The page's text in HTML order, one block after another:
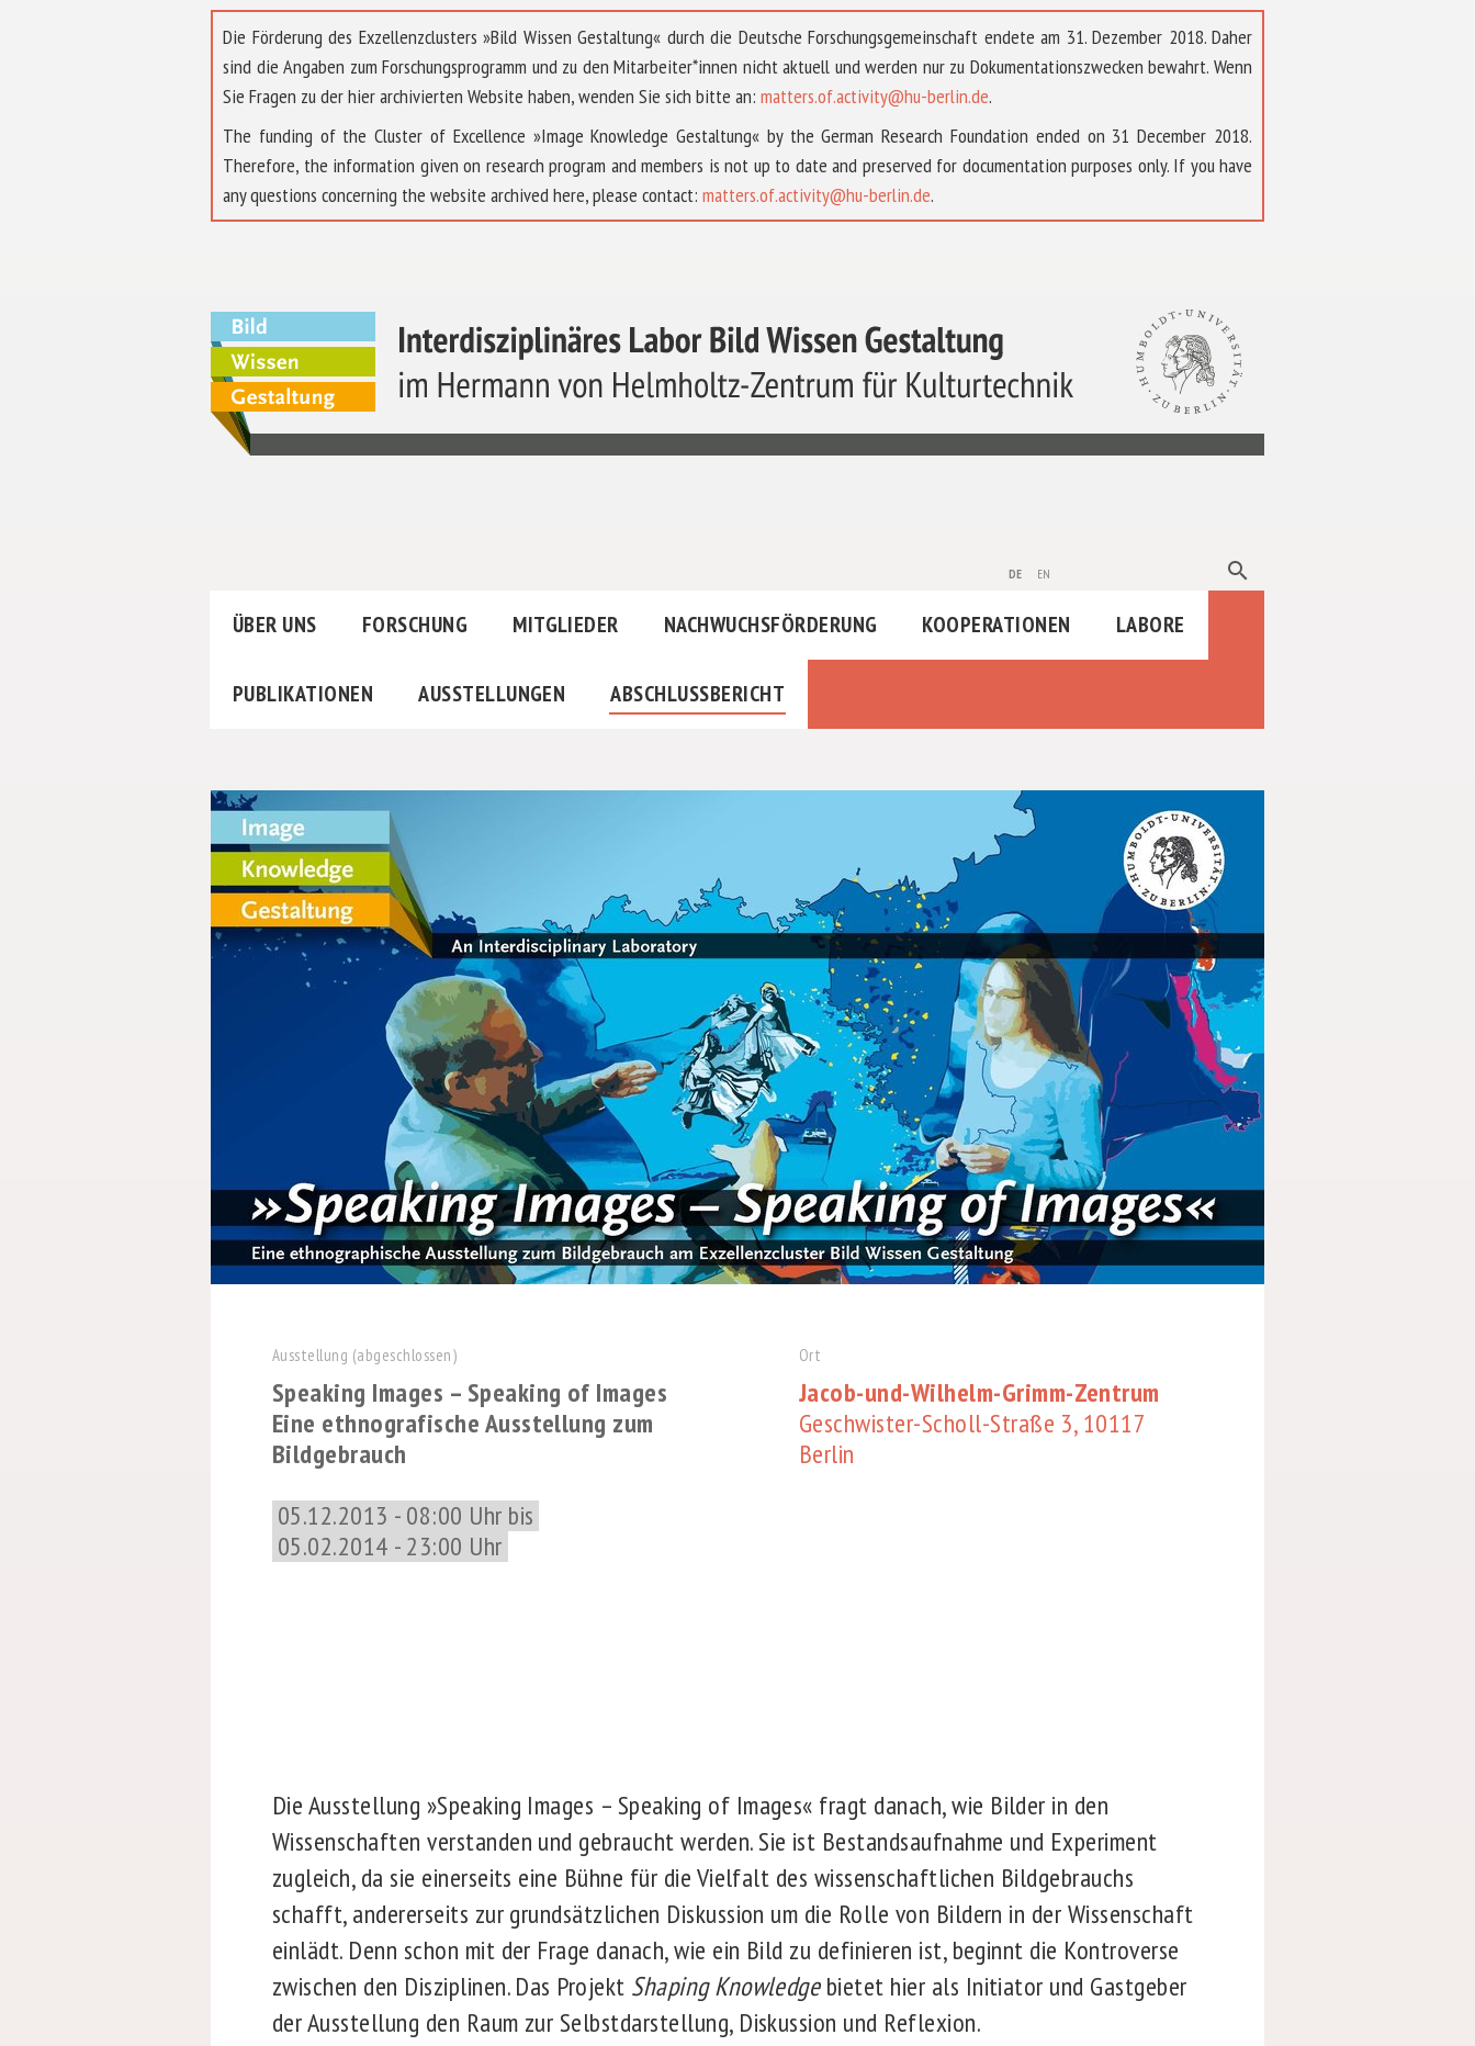
Die Förderung des Exzellenzclusters »Bild Wissen Gestaltung« durch die Deutsche Forschungsgemeinschaft endete am 31. Dezember 2018. Daher
sind die Angaben zum Forschungsprogramm und zu den Mitarbeiter*innen nicht aktuell und werden nur zu Dokumentationszwecken bewahrt. Wenn
Sie Fragen zu der hier archivierten Website haben, wenden Sie sich bitte an: matters.of.activity@hu-berlin.de.
The funding of the Cluster of Excellence »Image Knowledge Gestaltung« by the German Research Foundation ended on 31 December 2018.
Therefore, the information given on research program and members is not up to date and preserved for documentation purposes only. If you have
any questions concerning the website archived here, please contact: matters.of.activity@hu-berlin.de.
de en search
ÜBER UNS FORSCHUNG MITGLIEDER NACHWUCHSFÖRDERUNG KOOPERATIONEN LABORE
PUBLIKATIONEN AUSSTELLUNGEN ABSCHLUSSBERICHT
Ausstellung (abgeschlossen)
Speaking Images – Speaking of Images
Eine ethnografische Ausstellung zum
Bildgebrauch
05.12.2013 - 08:00 Uhr bis
05.02.2014 - 23:00 Uhr
Ort
Jacob-und-Wilhelm-Grimm-Zentrum
Geschwister-Scholl-Straße 3, 10117
Berlin
Die Ausstellung »Speaking Images – Speaking of Images« fragt danach, wie Bilder in den
Wissenschaften verstanden und gebraucht werden. Sie ist Bestandsaufnahme und Experiment
zugleich, da sie einerseits eine Bühne für die Vielfalt des wissenschaftlichen Bildgebrauchs
schafft, andererseits zur grundsätzlichen Diskussion um die Rolle von Bildern in der Wissenschaft
einlädt. Denn schon mit der Frage danach, wie ein Bild zu definieren ist, beginnt die Kontroverse
zwischen den Disziplinen. Das Projekt Shaping Knowledgebietet hier als Initiator und Gastgeber
der Ausstellung den Raum zur Selbstdarstellung, Diskussion und Reflexion.